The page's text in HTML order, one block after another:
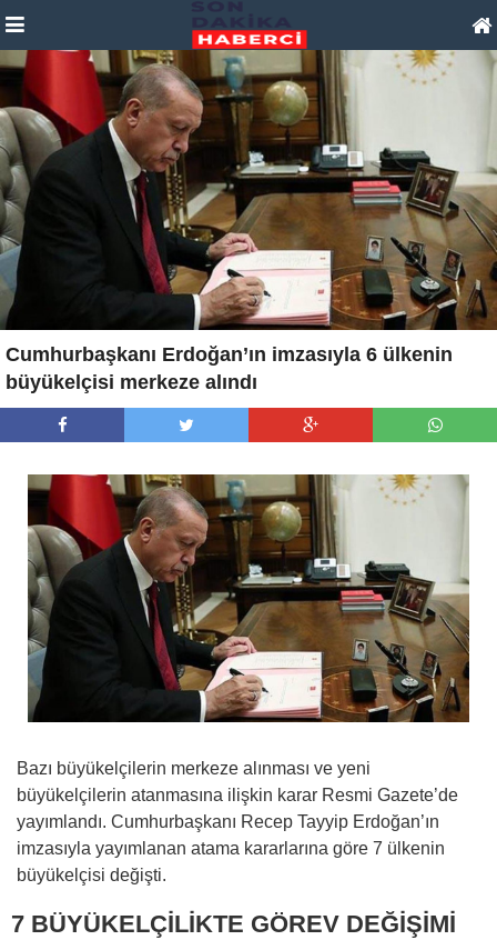
Cumhurbaşkanı Erdoğan’ın imzasıyla 6 ülkenin
büyükelçisi merkeze alındı
Bazı büyükelçilerin merkeze alınması ve yeni
büyükelçilerin atanmasına ilişkin karar Resmi Gazete’de
yayımlandı. Cumhurbaşkanı Recep Tayyip Erdoğan’ın
imzasıyla yayımlanan atama kararlarına göre 7 ülkenin
büyükelçisi değişti.
7 BÜYÜKELÇİLİKTE GÖREV DEĞİŞİMİ